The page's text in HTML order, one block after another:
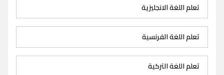
تعلم اللغة الانجليزية
تعلم اللغة الفرنسية
تعلم اللغة التركية